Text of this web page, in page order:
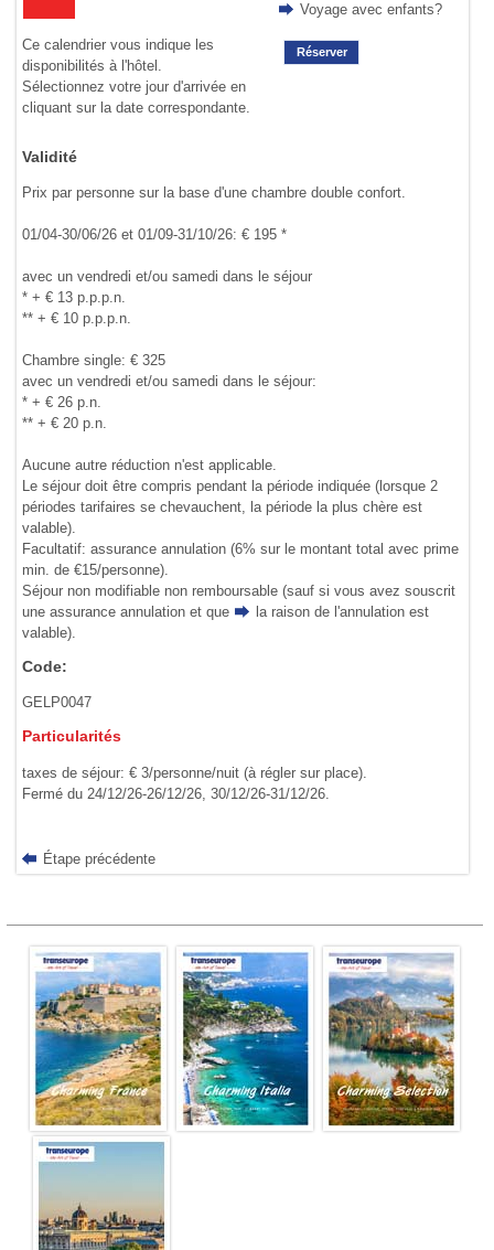
Ce calendrier vous indique les
disponibilités à l'hôtel.
Sélectionnez votre jour d'arrivée en
cliquant sur la date correspondante.
Voyage avec enfants?
Réserver
Validité
Prix par personne sur la base d'une chambre double confort.
01/04-30/06/26 et 01/09-31/10/26: € 195 *
avec un vendredi et/ou samedi dans le séjour
* + € 13 p.p.p.n.
** + € 10 p.p.p.n.
Chambre single: € 325
avec un vendredi et/ou samedi dans le séjour:
* + € 26 p.n.
** + € 20 p.n.
Aucune autre réduction n'est applicable.
Le séjour doit être compris pendant la période indiquée (lorsque 2
périodes tarifaires se chevauchent, la période la plus chère est
valable).
Facultatif: assurance annulation (6% sur le montant total avec prime
min. de €15/personne).
Séjour non modifiable non remboursable (sauf si vous avez souscrit
une assurance annulation et que
la raison de l'annulation est
valable).
Code:
GELP0047
Particularités
taxes de séjour: € 3/personne/nuit (à régler sur place).
Fermé du 24/12/26-26/12/26, 30/12/26-31/12/26.
Étape précédente